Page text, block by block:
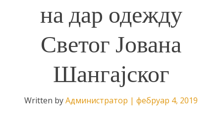
на дар одежду
Светог Јована
Шангајског
Written byАдминистратор | фебруар 4, 2019